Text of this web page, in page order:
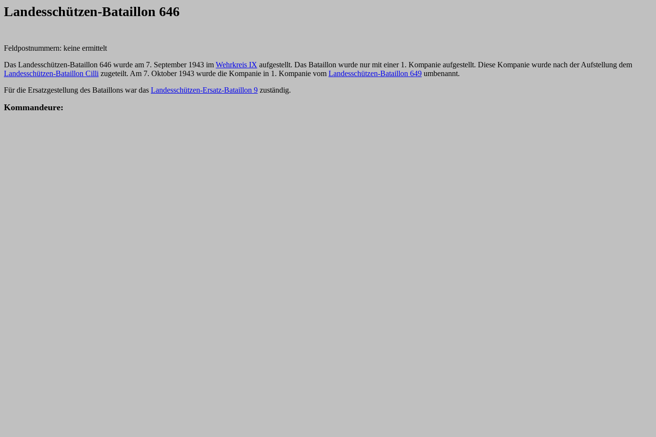
Landesschützen-Bataillon 646
Feldpostnummern: keine ermittelt
Das Landesschützen-Bataillon 646 wurde am 7. September 1943 im Wehrkreis IX aufgestellt. Das Bataillon wurde nur mit einer 1. Kompanie aufgestellt. Diese Kompanie wurde nach der Aufstellung dem
Landesschützen-Bataillon Cilli zugeteilt. Am 7. Oktober 1943 wurde die Kompanie in 1. Kompanie vom Landesschützen-Bataillon 649 umbenannt.
Für die Ersatzgestellung des Bataillons war das Landesschützen-Ersatz-Bataillon 9 zuständig.
Kommandeure: